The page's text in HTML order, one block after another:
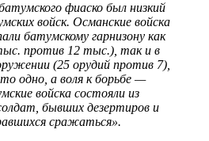
фиаско был низкий
войск. Османские войска
батумскому гарнизону как
против 12 тыс.), так и в
(25 орудий против 7),
одно, а воля к борьбе —
войска состояли из
бывших дезертиров и
сражаться».